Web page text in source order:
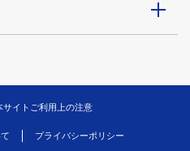
サイトご利用上の注意
プライバシーポリシー